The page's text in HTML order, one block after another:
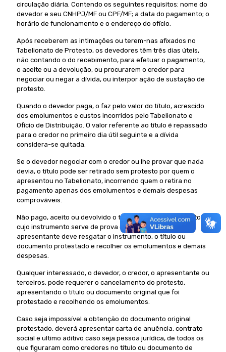
circulação diária. Contendo os seguintes requisitos: nome do
devedor e seu CNHPJ/MF ou CPF/MF; a data do pagamento; o
horário de funcionamento e o endereço do ofício.
Após receberem as intimações ou terem-nas afixados no
Tabelionato de Protesto, os devedores têm três dias úteis,
não contando o do recebimento, para efetuar o pagamento,
o aceite ou a devolução, ou procurarem o credor para
negociar ou negar a dívida, ou interpor ação de sustação de
protesto.
Quando o devedor paga, o faz pelo valor do título, acrescido
dos emolumentos e custos incorridos pelo Tabelionato e
Ofício de Distribuição. O valor referente ao título é repassado
para o credor no primeiro dia útil seguinte e a dívida
considera-se quitada.
Se o devedor negociar com o credor ou lhe provar que nada
devia, o título pode ser retirado sem protesto por quem o
apresentou no Tabelionato, incorrendo quem o retira no
pagamento apenas dos emolumentos e demais despesas
comprováveis.
Não pago, aceito ou devolvido o título, é lavrado o protesto,
cujo instrumento serve de prova da inadimplência. O
apresentante deve resgatar o instrumento, o título ou
documento protestado e recolher os emolumentos e demais
despesas.
Qualquer interessado, o devedor, o credor, o apresentante ou
terceiros, pode requerer o cancelamento do protesto,
apresentando o título ou documento original que foi
protestado e recolhendo os emolumentos.
Caso seja impossível a obtenção do documento original
protestado, deverá apresentar carta de anuência, contrato
social e ultimo aditivo caso seja pessoa jurídica, de todos os
que figuraram como credores no título ou documento de